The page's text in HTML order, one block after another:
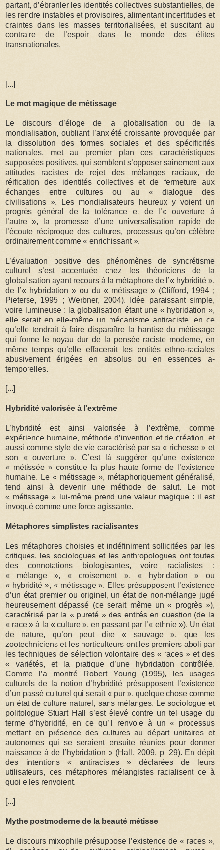
partant, d’ébranler les identités collectives substantielles, de
les rendre instables et provisoires, alimentant incertitudes et
craintes dans les masses territorialisées, et suscitant au
contraire de l’espoir dans le monde des élites
transnationales.
[...]
Le mot magique de métissage
Le discours d’éloge de la globalisation ou de la
mondialisation, oubliant l’anxiété croissante provoquée par
la dissolution des formes sociales et des spécificités
nationales, met au premier plan ces caractéristiques
supposées positives, qui semblent s’opposer sainement aux
attitudes racistes de rejet des mélanges raciaux, de
réification des identités collectives et de fermeture aux
échanges entre cultures ou au « dialogue des
civilisations ». Les mondialisateurs heureux y voient un
progrès général de la tolérance et de l’« ouverture à
l’autre », la promesse d’une universalisation rapide de
l’écoute réciproque des cultures, processus qu’on célèbre
ordinairement comme « enrichissant ».
L’évaluation positive des phénomènes de syncrétisme
culturel s’est accentuée chez les théoriciens de la
globalisation ayant recours à la métaphore de l’« hybridité »,
de l’« hybridation » ou du « métissage » (Clifford, 1994 ;
Pieterse, 1995 ; Werbner, 2004). Idée paraissant simple,
voire lumineuse : la globalisation étant une « hybridation »,
elle serait en elle-même un mécanisme antiraciste, en ce
qu’elle tendrait à faire disparaître la hantise du métissage
qui forme le noyau dur de la pensée raciste moderne, en
même temps qu’elle effacerait les entités ethno-raciales
abusivement érigées en absolus ou en essences a-
temporelles.
[...]
Hybridité valorisée à l'extrême
L’hybridité est ainsi valorisée à l’extrême, comme
expérience humaine, méthode d’invention et de création, et
aussi comme style de vie caractérisé par sa « richesse » et
son « ouverture ». C’est là suggérer qu’une existence
« métissée » constitue la plus haute forme de l’existence
humaine. Le « métissage », métaphoriquement généralisé,
tend ainsi à devenir une méthode de salut. Le mot
« métissage » lui-même prend une valeur magique : il est
invoqué comme une force agissante.
Métaphores simplistes racialisantes
Les métaphores choisies et indéfiniment sollicitées par les
critiques, les sociologues et les anthropologues ont toutes
des connotations biologisantes, voire racialistes :
« mélange », « croisement », « hybridation » ou
« hybridité », « métissage ». Elles présupposent l’existence
d’un état premier ou originel, un état de non-mélange jugé
heureusement dépassé (ce serait même un « progrès »),
caractérisé par la « pureté » des entités en question (de la
« race » à la « culture », en passant par l’« ethnie »). Un état
de nature, qu’on peut dire « sauvage », que les
zootechniciens et les horticulteurs ont les premiers aboli par
les techniques de sélection volontaire des « races » et des
« variétés, et la pratique d’une hybridation contrôlée.
Comme l’a montré Robert Young (1995), les usages
culturels de la notion d’hybridité présupposent l’existence
d’un passé culturel qui serait « pur », quelque chose comme
un état de culture naturel, sans mélanges. Le sociologue et
politologue Stuart Hall s’est élevé contre un tel usage du
terme d’hybridité, en ce qu’il renvoie à un « processus
mettant en présence des cultures au départ unitaires et
autonomes qui se seraient ensuite réunies pour donner
naissance à de l’hybridation » (Hall, 2009, p. 29). En dépit
des intentions « antiracistes » déclarées de leurs
utilisateurs, ces métaphores mélangistes racialisent ce à
quoi elles renvoient.
[...]
Mythe postmoderne de la beauté métisse
Le discours mixophile présuppose l’existence de « races »,